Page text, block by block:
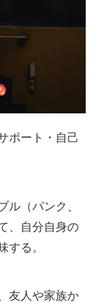
ポート・自己
ル（パンク、
、自分自身の
する。
友人や家族か